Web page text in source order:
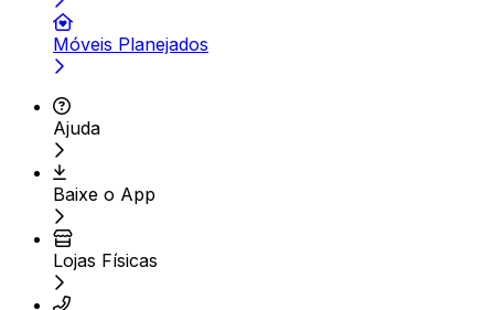
Móveis Planejados
Ajuda
Baixe o App
Lojas Físicas